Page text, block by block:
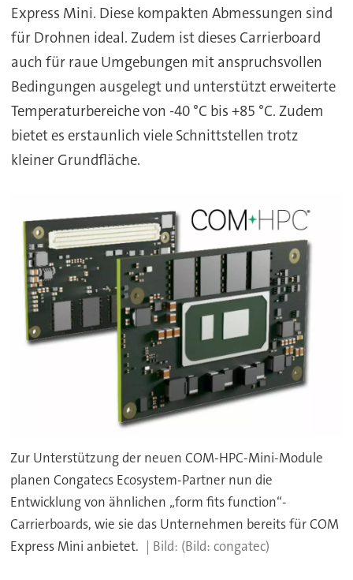
Express Mini. Diese kompakten Abmessungen sind
für Drohnen ideal. Zudem ist dieses Carrierboard
auch für raue Umgebungen mit anspruchsvollen
Bedingungen ausgelegt und unterstützt erweiterte
Temperaturbereiche von -40 °C bis +85 °C. Zudem
bietet es erstaunlich viele Schnittstellen trotz
kleiner Grundfläche.
Zur Unterstützung der neuen COM-HPC-Mini-Module
planen Congatecs Ecosystem-Partner nun die
Entwicklung von ähnlichen „form fits function“-
Carrierboards, wie sie das Unternehmen bereits für COM
Express Mini anbietet.
(Bild: congatec)